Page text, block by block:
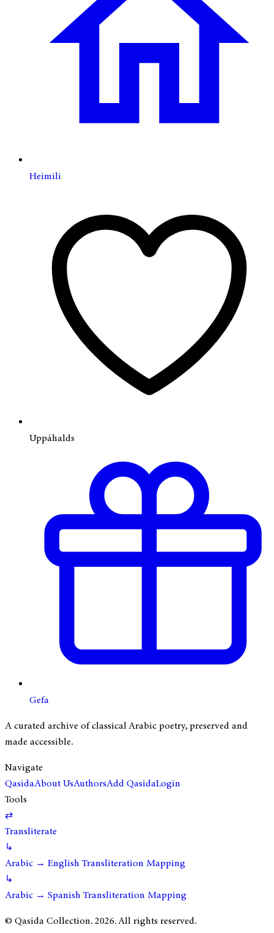
Heimili
Uppáhalds
Gefa
A curated archive of classical Arabic poetry, preserved and
made accessible.
Navigate
QasidaAbout UsAuthorsAdd QasidaLogin
Tools
⇄
Transliterate
↳
Arabic → English Transliteration Mapping
↳
Arabic → Spanish Transliteration Mapping
© Qasida Collection.2026. All rights reserved.